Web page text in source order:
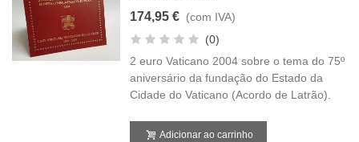
174,95 € (com IVA)
(0)
2 euro Vaticano 2004 sobre o tema do 75º
aniversário da fundação do Estado da
Cidade do Vaticano (Acordo de Latrão).
Adicionar ao carrinho